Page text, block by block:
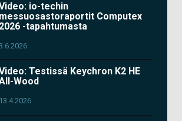
io-techin
messuosastoraportit Computex
2026 -tapahtumasta
Testissä Keychron K2 HE
Wood
13.4.2026